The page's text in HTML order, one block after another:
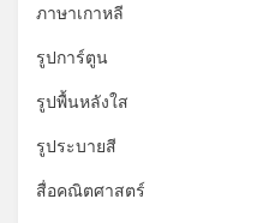
ภาษาเกาหลี
รูปการ์ตูน
รูปพื้นหลังใส
รูประบายสี
สื่อคณิตศาสตร์